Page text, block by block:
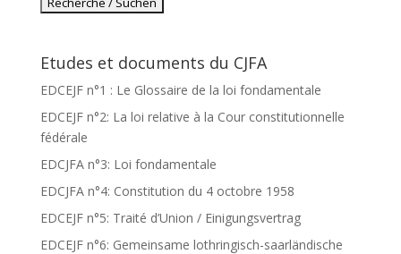
Etudes et documents du CJFA
EDCEJF n°1 : Le Glossaire de la loi fondamentale
EDCEJF n°2: La loi relative à la Cour constitutionnelle
fédérale
EDCJFA n°3: Loi fondamentale
EDCJFA n°4: Constitution du 4 octobre 1958
EDCEJF n°5: Traité d’Union / Einigungsvertrag
EDCEJF n°6: Gemeinsame lothringisch-saarländische